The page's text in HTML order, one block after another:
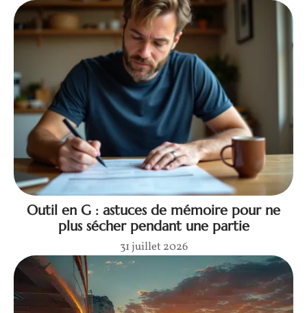
Outil en G : astuces de mémoire pour ne
plus sécher pendant une partie
31 juillet 2026